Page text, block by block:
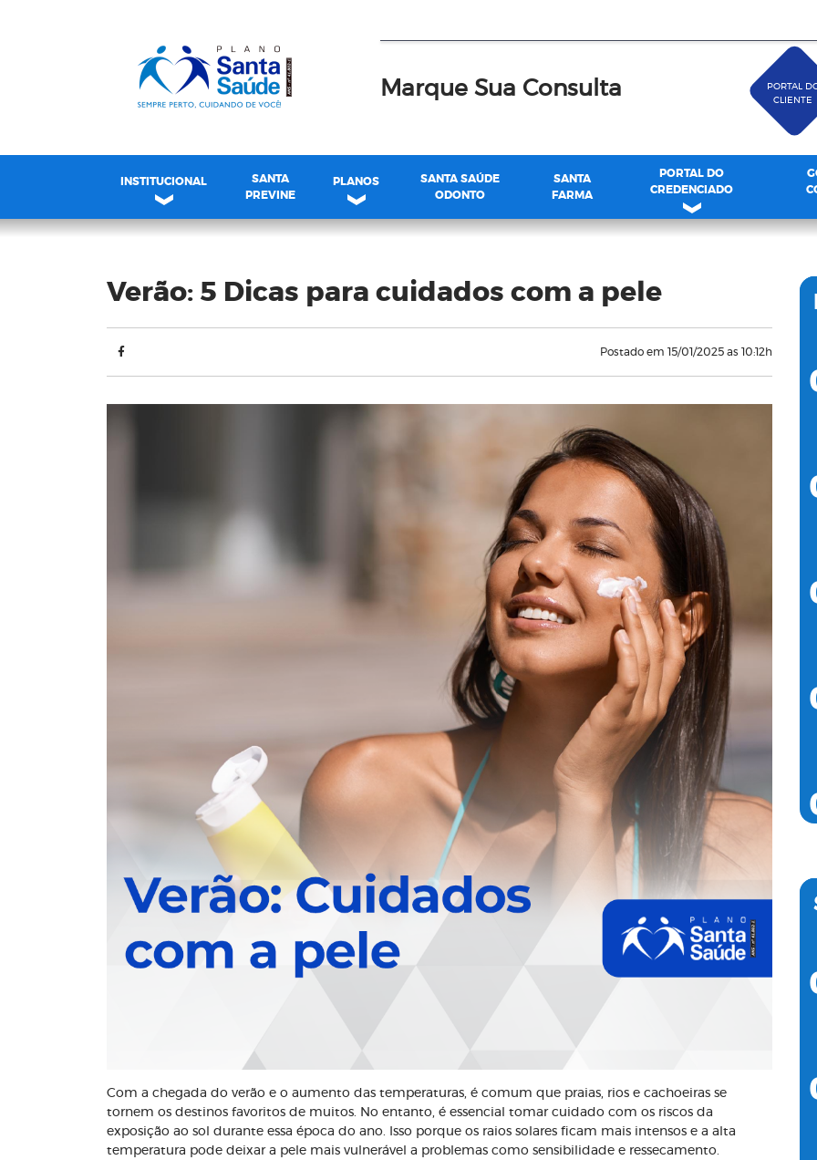
Marque Sua Consulta
PORTAL
CLIENTE
INSTITUCIONAL
SANTA
PREVINE
PLANOS
SANTA SAÚDE
ODONTO
SANTA
FARMA
PORTAL DO
CREDENCIADO
Blog
Verão: 5 Dicas para cuidados com a pele
Postado em 15/01/2025 as 10:12h
Com a chegada do verão e o aumento das temperaturas, é comum que praias, rios e cachoeiras se
tornem os destinos favoritos de muitos. No entanto, é essencial tomar cuidado com os riscos da
exposição ao sol durante essa época do ano. Isso porque os raios solares ficam mais intensos e a alta
temperatura pode deixar a pele mais vulnerável a problemas como sensibilidade e ressecamento.